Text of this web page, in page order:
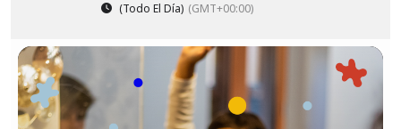
(Todo El Día) (GMT+00:00)